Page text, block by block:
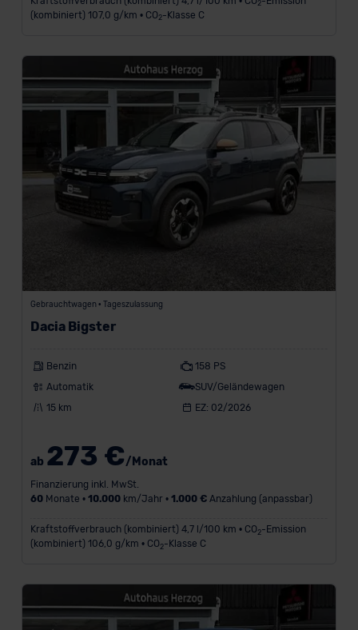
z
t
i
n
M
t
a
f
l
s
t
u
g
i
/
2
(kombiniert) 107,0 g/km • CO2-Klasse C
Gebrauchtwagen • Tageszulassung
Dacia Bigster
Benzin
158 PS
Automatik
SUV/Geländewagen
15 km
EZ: 02/2026
ab 273 €/Monat
Finanzierung inkl. MwSt.
60Monate • 10.000km/Jahr • 1.000 €Anzahlung (anpassbar)
Kraftstoffverbrauch (kombiniert) 4,7 l/100 km • CO 2-Emission
(kombiniert) 106,0 g/km • CO 2-Klasse C